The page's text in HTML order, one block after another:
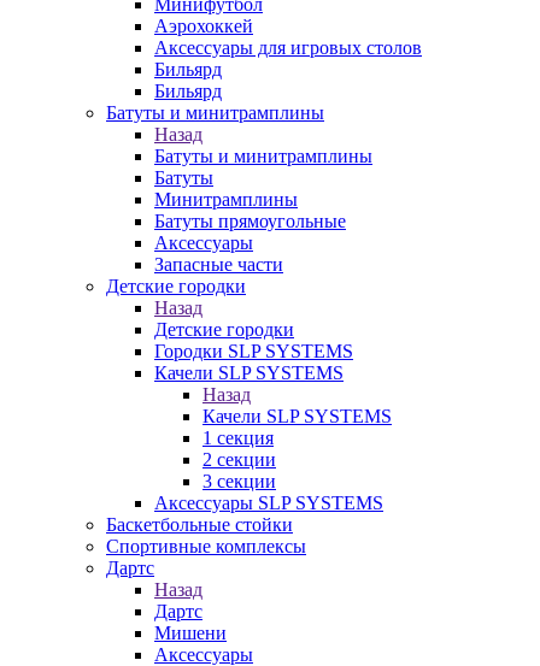
Минифутбол
Аэрохоккей
Аксессуары для игровых столов
Бильяpд
Бильяpд
Батуты и минитрамплины
Назад
Батуты и минитрамплины
Батуты
Минитрамплины
Батуты прямоугольные
Аксессуары
Запасные части
Детские городки
Назад
Детские городки
Городки SLP SYSTEMS
Качели SLP SYSTEMS
Назад
Качели SLP SYSTEMS
1 секция
2 секции
3 секции
Аксессуары SLP SYSTEMS
Баскетбольные стойки
Спортивные комплексы
Дартс
Назад
Дартс
Мишени
Аксессуары